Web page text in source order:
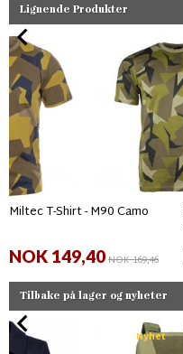
Lignende Produkter
Miltec T-Shirt - M90 Camo
NOK 149,40NOK 169,46
Tilbake på lager og nyheter
Nyhet